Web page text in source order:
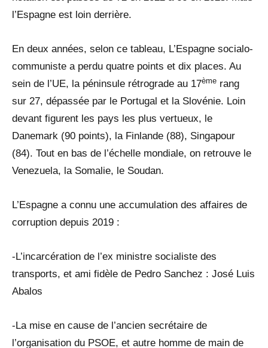
l’Espagne est loin derrière.
En deux années, selon ce tableau, L’Espagne socialo-
communiste a perdu quatre points et dix places. Au
sein de l’UE, la péninsule rétrograde au 17ème rang
sur 27, dépassée par le Portugal et la Slovénie. Loin
devant figurent les pays les plus vertueux, le
Danemark (90 points), la Finlande (88), Singapour
(84). Tout en bas de l’échelle mondiale, on retrouve le
Venezuela, la Somalie, le Soudan.
L’Espagne a connu une accumulation des affaires de
corruption depuis 2019 :
-L’incarcération de l’ex ministre socialiste des
transports, et ami fidèle de Pedro Sanchez : José Luis
Abalos
-La mise en cause de l’ancien secrétaire de
l’organisation du PSOE, et autre homme de main de